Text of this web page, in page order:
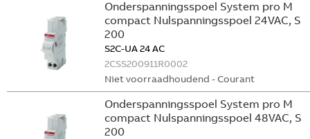
Onderspanningsspoel System pro M
compact Nulspanningsspoel 24VAC, S
200
S2C-UA 24 AC
2CSS200911R0002
Niet voorraadhoudend - Courant
Onderspanningsspoel System pro M
compact Nulspanningsspoel 48VAC, S
200